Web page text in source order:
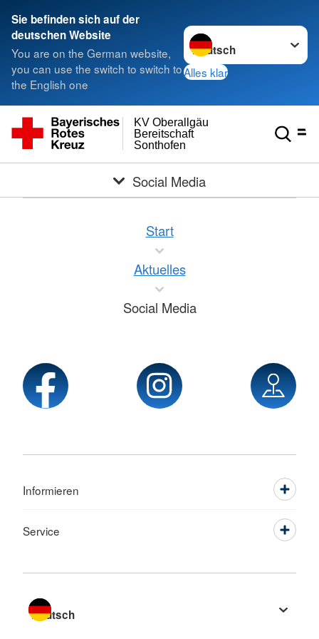
Sie befinden sich auf der
deutschen Website
You are on the German website,
you can use the switch to switch to
the English one
Sprache wechseln zu
Alles klar
Sonthofen
Bereitschaft
KV Oberallgäu
Social Media
Start
Aktuelles
Social Media
Informieren
Service
Sprache wechseln zu